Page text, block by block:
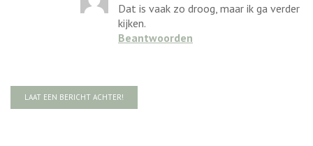
Dat is vaak zo droog, maar ik ga verder
kijken.
Beantwoorden
LAAT EEN BERICHT ACHTER!